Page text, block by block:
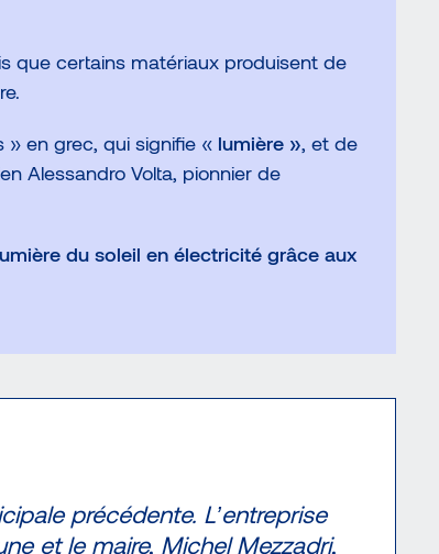
que certains matériaux produisent de
en grec, qui signifie « lumière », et de
Alessandro Volta, pionnier de
du soleil en électricité grâce aux
précédente. L’entreprise
et le maire, Michel Mezzadri,